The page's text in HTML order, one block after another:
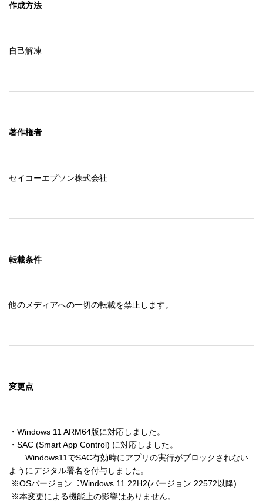
作成方法
自己解凍
著作権者
セイコーエプソン株式会社
転載条件
他のメディアへの一切の転載を禁止します。
変更点
・Windows 11 ARM64版に対応しました。
・SAC (Smart App Control) に対応しました。
Windows11でSAC有効時にアプリの実⾏がブロックされない
ようにデジタル署名を付与しました。